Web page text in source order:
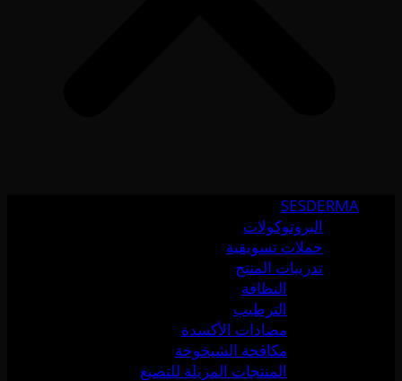
SESDERMA
البروتوكولات
حملات تسويقية
تدريبات المنتج
النظافة
الترطيب
مضادات الأكسدة
مكافحة الشيخوخة
المنتجات المزيلة للتصبغ